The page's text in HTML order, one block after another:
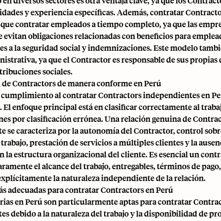
y experiencia específicas. Además, contratar
contratar empleados a tiempo completo, ya que las
evitan obligaciones relacionadas con beneficios para
a la seguridad social y indemnizaciones. Este modelo
ya que el Contractor es responsable de sus propias
sociales.
Contractors de manera conforme en Perú
al contratar Contractors independientes en
enfoque principal está en clasificar correctamente al
por clasificación errónea. Una relación genuina de
se caracteriza por la autonomía del Contractor, control
prestación de servicios a múltiples clientes y la
la estructura organizacional del cliente. Es esencial un
el alcance del trabajo, entregables, términos de
la naturaleza independiente de la relación.
adecuadas para contratar Contractors en Perú
en Perú son particularmente aptas para contratar
debido a la naturaleza del trabajo y la disponibilidad de